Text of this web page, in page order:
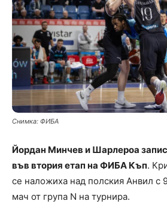
Снимка: ФИБА
Йордан Минчев и Шарлероа
във втория етап на ФИБА Къп.
се наложиха над полския Анвил с
мач от група N на турнира.